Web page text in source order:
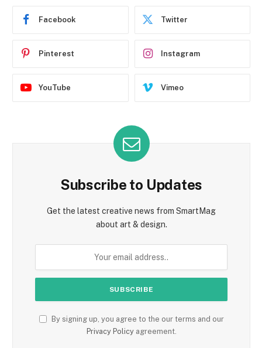
Facebook Twitter
Pinterest Instagram
YouTube Vimeo
Subscribe to Updates
Get the latest creative news from SmartMag
about art & design.
By signing up, you agree to the our terms and our
Privacy Policyagreement.